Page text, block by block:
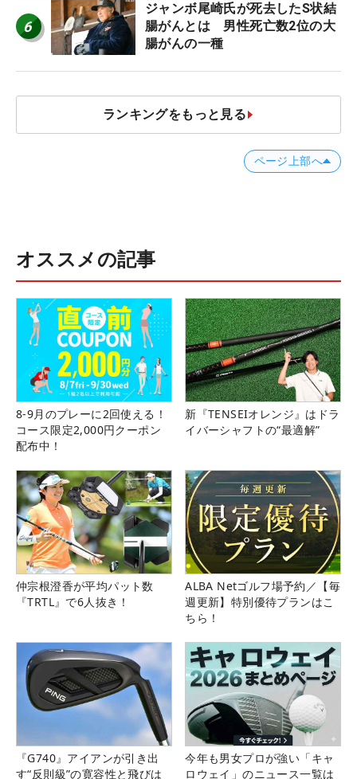
6
ジャンボ尾崎氏が死去したS状結
腸がんとは 男性死亡数2位の大
腸がんの一種
ランキングをもっと見る
ページ上部へ
オススメの記事
8-9月のプレーに2回使える！
コース限定2,000円クーポン
配布中！
新『TENSEIオレンジ』はドラ
イバーシャフトの“最適解”
仲宗根澄香が平均パット数
『TRTL』で6人抜き！
ALBA Netゴルフ場予約／【毎
週更新】特別優待プランはこ
ちら！
『G740』アイアンが引き出
す“反則級”の寛容性と飛びは
今年も男女プロが強い「キャ
ロウェイ」のニュース一覧は